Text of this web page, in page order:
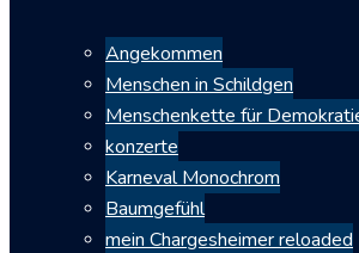
Angekommen
Menschen in Schildgen
Menschenkette für
konzerte
Karneval Monochrom
Baumgefühl
mein Chargesheimer reloaded